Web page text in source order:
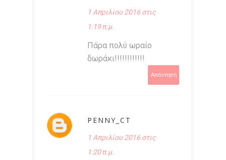
1 Απριλίου 2016 στις
1:19 π.μ.
Πάρα πολύ ωραίο
δωράκι!!!!!!!!!!!!
Απάντηση
PENNY_CT
1 Απριλίου 2016 στις
1:20 π.μ.